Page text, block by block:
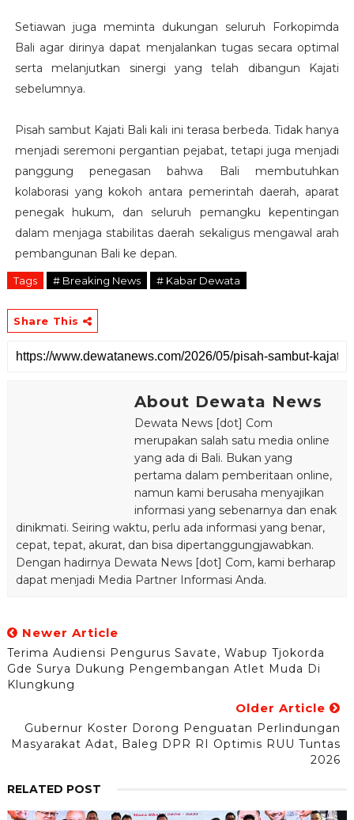
Setiawan juga meminta dukungan seluruh Forkopimda
Bali agar dirinya dapat menjalankan tugas secara optimal
serta melanjutkan sinergi yang telah dibangun Kajati
sebelumnya.
Pisah sambut Kajati Bali kali ini terasa berbeda. Tidak hanya
menjadi seremoni pergantian pejabat, tetapi juga menjadi
panggung penegasan bahwa Bali membutuhkan
kolaborasi yang kokoh antara pemerintah daerah, aparat
penegak hukum, dan seluruh pemangku kepentingan
dalam menjaga stabilitas daerah sekaligus mengawal arah
pembangunan Bali ke depan.
Tags # Breaking News # Kabar Dewata
Share This
About Dewata News
Dewata News [dot] Com
merupakan salah satu media online
yang ada di Bali. Bukan yang
pertama dalam pemberitaan online,
namun kami berusaha menyajikan
informasi yang sebenarnya dan enak
dinikmati. Seiring waktu, perlu ada informasi yang benar,
cepat, tepat, akurat, dan bisa dipertanggungjawabkan.
Dengan hadirnya Dewata News [dot] Com, kami berharap
dapat menjadi Media Partner Informasi Anda.
Newer Article
Terima Audiensi Pengurus Savate, Wabup Tjokorda
Gde Surya Dukung Pengembangan Atlet Muda Di
Klungkung
Older Article
Gubernur Koster Dorong Penguatan Perlindungan
Masyarakat Adat, Baleg DPR RI Optimis RUU Tuntas
2026
RELATED POST